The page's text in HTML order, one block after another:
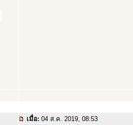
เมื่อ: 04 ส.ค. 2019, 08:53